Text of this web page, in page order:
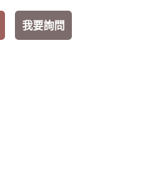
我要詢問